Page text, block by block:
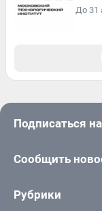
До 31
Подписаться
Сообщить
Рубрики